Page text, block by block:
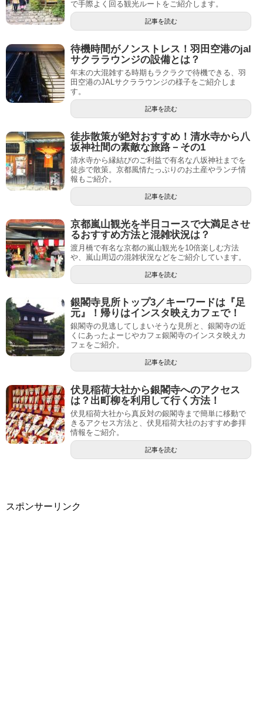
で手際よく回る観光ルートをご紹介します。
記事を読む
待機時間がノンストレス！羽田空港のjal
サクララウンジの設備とは？
年末の大混雑する時期もラクラクで待機できる、羽
田空港のJALサクララウンジの様子をご紹介しま
す。
記事を読む
徒歩散策が絶対おすすめ！清水寺から八
坂神社間の素敵な旅路－その1
清水寺から縁結びのご利益で有名な八坂神社までを
徒歩で散策。京都風情たっぷりのお土産やランチ情
報もご紹介。
記事を読む
京都嵐山観光を半日コースで大満足させ
るおすすめ方法と混雑状況は？
渡月橋で有名な京都の嵐山観光を10倍楽しむ方法
や、嵐山周辺の混雑状況などをご紹介しています。
記事を読む
銀閣寺見所トップ3／キーワードは『足
元』！帰りはインスタ映えカフェで！
銀閣寺の見逃してしまいそうな見所と、銀閣寺の近
くにあったよーじやカフェ銀閣寺のインスタ映えカ
フェをご紹介。
記事を読む
伏見稲荷大社から銀閣寺へのアクセス
は？出町柳を利用して行く方法！
伏見稲荷大社から真反対の銀閣寺まで簡単に移動で
きるアクセス方法と、伏見稲荷大社のおすすめ参拝
情報をご紹介。
記事を読む
スポンサーリンク